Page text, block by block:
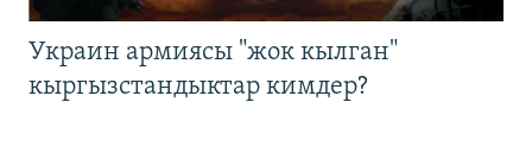
Украин армиясы "жок кылган"
кыргызстандыктар кимдер?